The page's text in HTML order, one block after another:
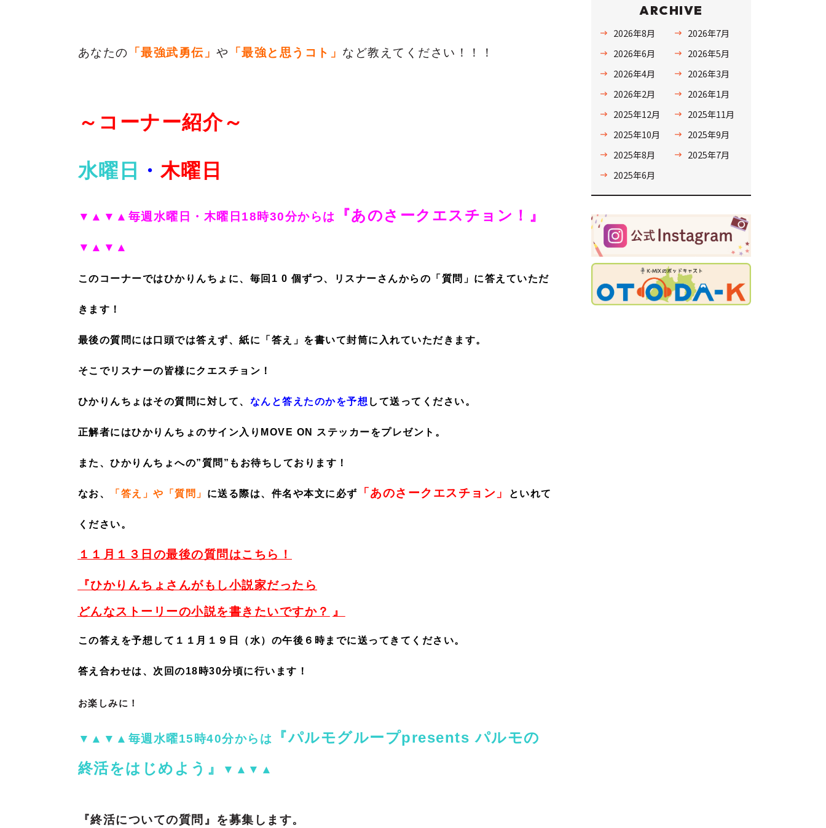
あなたの 「最強武勇伝」 や 「最強と思うコト」 など教えてください！！！
～コーナー紹介～
水曜日 ・ 木曜日
▼▲▼▲毎週水曜日・木曜日18時30分からは 『あのさークエスチョン！ 』
▼▲▼▲
このコーナーではひかりんちょに、毎回1 0 個ずつ、リスナーさんからの「質問」に答えていただ
きます！
最後の質問には口頭では答えず、紙に「答え」を書いて封筒に入れていただきます。
そこでリスナーの皆様にクエスチョン！
ひかりんちょはその質問に対して、 なんと答えたのかを予想 して送ってください。
正解者にはひかりんちょのサイン入りMOVE ON ステッカーをプレゼント。
また、ひかりんちょへの”質問”もお待ちしております！
なお、 「答え」や「質問」 に送る際は、件名や本文に必ず 「あのさークエスチョン」 といれて
ください。
１１月１３日の最後の質問はこちら！
『ひかりんちょさんがもし小説家だったら
どんなストーリーの小説を書きたいですか？ 』
この答えを予想して１１月１９日（水）の午後６時までに送ってきてください。
答え合わせは、次回の18時30分頃に行います！
お楽しみに！
▼▲▼▲毎週水曜15時40分からは
『パルモグループpresents パルモの
終活をはじめよう』
▼▲▼▲
『終活についての質問』を募集します。
ARCHIVE
2026年8月
2026年7月
2026年6月
2026年5月
2026年4月
2026年3月
2026年2月
2026年1月
2025年12月
2025年11月
2025年10月
2025年9月
2025年8月
2025年7月
2025年6月